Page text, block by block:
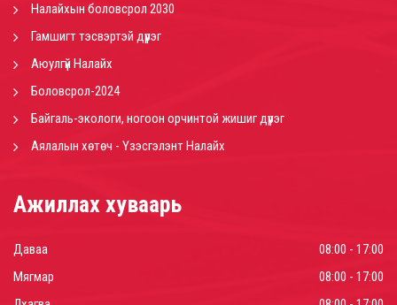
Налайхын боловсрол 2030
Гамшигт тэсвэртэй дүүрэг
Аюулгүй Налайх
Боловсрол-2024
Байгаль-экологи, ногоон орчинтой жишиг дүүрэг
Аялалын хөтөч - Үзэсгэлэнт Налайх
Ажиллах хуваарь
Даваа
08:00 - 17:00
Мягмар
08:00 - 17:00